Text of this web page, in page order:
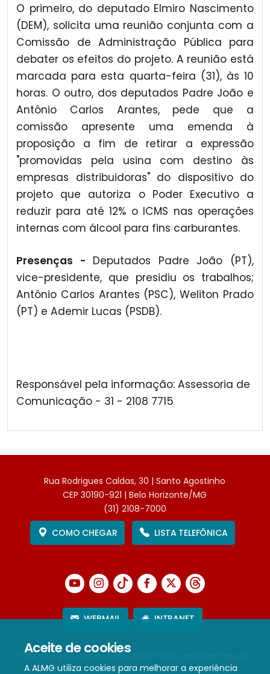
Aceite de cookies
A ALMG utiliza cookies para melhorar a experiência
O primeiro, do deputado Elmiro Nascimento
(DEM), solicita uma reunião conjunta com a
Comissão de Administração Pública para
debater os efeitos do projeto. A reunião está
marcada para esta quarta-feira (31), às 10
horas. O outro, dos deputados Padre João e
Antônio Carlos Arantes, pede que a
comissão apresente uma emenda à
proposição a fim de retirar a expressão
"promovidas pela usina com destino às
empresas distribuidoras" do dispositivo do
projeto que autoriza o Poder Executivo a
reduzir para até 12% o ICMS nas operações
internas com álcool para fins carburantes.
Presenças - Deputados Padre João (PT),
vice-presidente, que presidiu os trabalhos;
Antônio Carlos Arantes (PSC), Weliton Prado
(PT) e Ademir Lucas (PSDB).
Responsável pela informação: Assessoria de
Comunicação - 31 - 2108 7715
Rua Rodrigues Caldas, 30 | Santo Agostinho
CEP 30190-921 | Belo Horizonte/MG
(31) 2108-7000
COMO CHEGAR
LISTA TELEFÔNICA
WEBMAIL INTRANET
Este site é protegido pelo reCAPTCHA (aplicam-se sua
Política de PrivacidadeeTermos de Serviço).